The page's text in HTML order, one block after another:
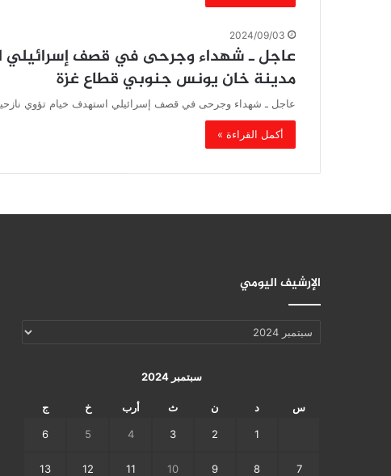
2024/09/03
عاجل ـ شهداء وجرحى في قصف إسرائيلي
مدينة خان يونس جنوبي قطاع غزة
عاجل ـ شهداء وجرحى في قصف إسرائيلي استهدف خيام تؤوي
أكمل القراءة »
الإرشيف اليومي
سبتمبر 2024
س د ن ث أرب خ ج
1
2
3
4
5
6
7
8
9
10
11
12
13